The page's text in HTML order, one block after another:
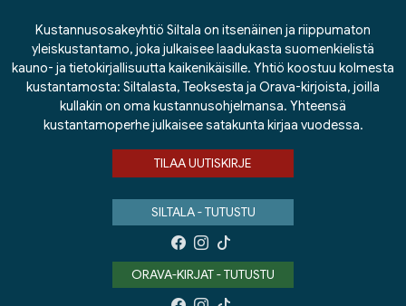
Kustannusosakeyhtiö Siltala on itsenäinen ja riippumaton
yleiskustantamo, joka julkaisee laadukasta suomenkielistä
kauno- ja tietokirjallisuutta kaikenikäisille. Yhtiö koostuu kolmesta
kustantamosta: Siltalasta, Teoksesta ja Orava-kirjoista, joilla
kullakin on oma kustannusohjelmansa. Yhteensä
kustantamoperhe julkaisee satakunta kirjaa vuodessa.
TILAA UUTISKIRJE
SILTALA - TUTUSTU
ORAVA-KIRJAT - TUTUSTU